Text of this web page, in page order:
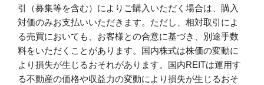
引（募集等を含む）によりご購入いただく場合は、購入
対価のみお支払いいただきます。ただし、相対取引によ
る売買においても、お客様との合意に基づき、別途手数
料をいただくことがあります。国内株式は株価の変動に
より損失が生じるおそれがあります。国内REITは運用す
る不動産の価格や収益力の変動により損失が生じるおそ